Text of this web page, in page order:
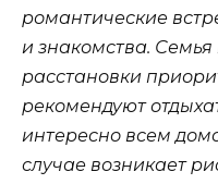
романтические
и знакомства.
расстановки
рекомендуют
интересно всем
случае возникает